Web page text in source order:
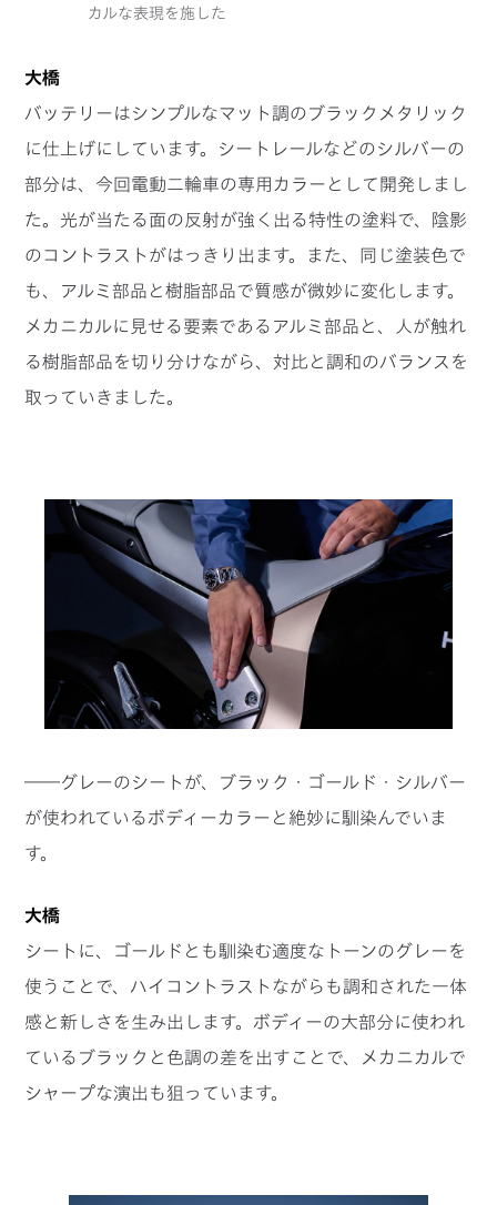
カルな表現を施した
大橋
バッテリーはシンプルなマット調のブラックメタリック
に仕上げにしています。シートレールなどのシルバーの
部分は、今回電動二輪車の専用カラーとして開発しまし
た。光が当たる面の反射が強く出る特性の塗料で、陰影
のコントラストがはっきり出ます。また、同じ塗装色で
も、アルミ部品と樹脂部品で質感が微妙に変化します。
メカニカルに見せる要素であるアルミ部品と、人が触れ
る樹脂部品を切り分けながら、対比と調和のバランスを
取っていきました。
――グレーのシートが、ブラック・ゴールド・シルバー
が使われているボディーカラーと絶妙に馴染んでいま
す。
大橋
シートに、ゴールドとも馴染む適度なトーンのグレーを
使うことで、ハイコントラストながらも調和された一体
感と新しさを生み出します。ボディーの大部分に使われ
ているブラックと色調の差を出すことで、メカニカルで
シャープな演出も狙っています。